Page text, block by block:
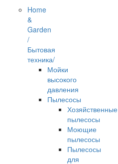
Home
&
Garden
/
Бытовая
техника/
Мойки
высокого
давления
Пылесосы
Хозяйственные
пылесосы
Моющие
пылесосы
Пылесосы
для